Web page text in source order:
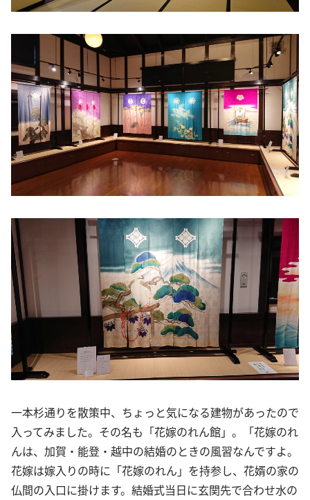
一本杉通りを散策中、ちょっと気になる建物があったので
入ってみました。その名も「花嫁のれん館」。「花嫁のれ
んは、加賀・能登・越中の結婚のときの風習なんですよ。
花嫁は嫁入りの時に「花嫁のれん」を持参し、花婿の家の
仏間の入口に掛けます。結婚式当日に玄関先で合わせ水の